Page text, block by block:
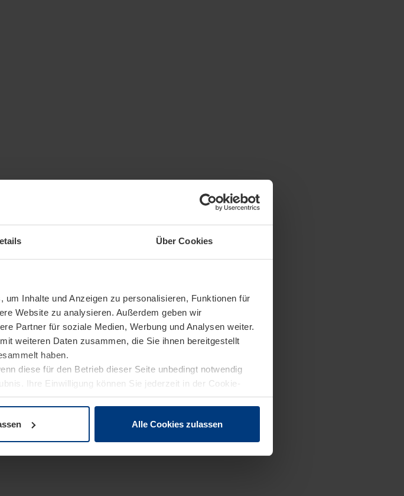
Über Cookies
um Inhalte und Anzeigen zu personalisieren, Funktionen für
Website zu analysieren. Außerdem geben wir
Partner für soziale Medien, Werbung und Analysen weiter.
weiteren Daten zusammen, die Sie ihnen bereitgestellt
haben.
diese für den Betrieb dieser Seite unbedingt notwendig
Ihre Einwilligung können Sie jederzeit in der Cookie-
ändern oder widerrufen.
Alle Cookies zulassen